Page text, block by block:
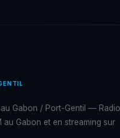
au Gabon / Port-Gentil — Radio
Gabon et en streaming sur